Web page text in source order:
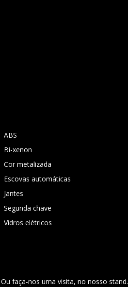
ABS
Bi-xenon
Cor metalizada
Escovas automáticas
Jantes
Segunda chave
Vidros elétricos
faça-nos uma visita, no nosso stand.